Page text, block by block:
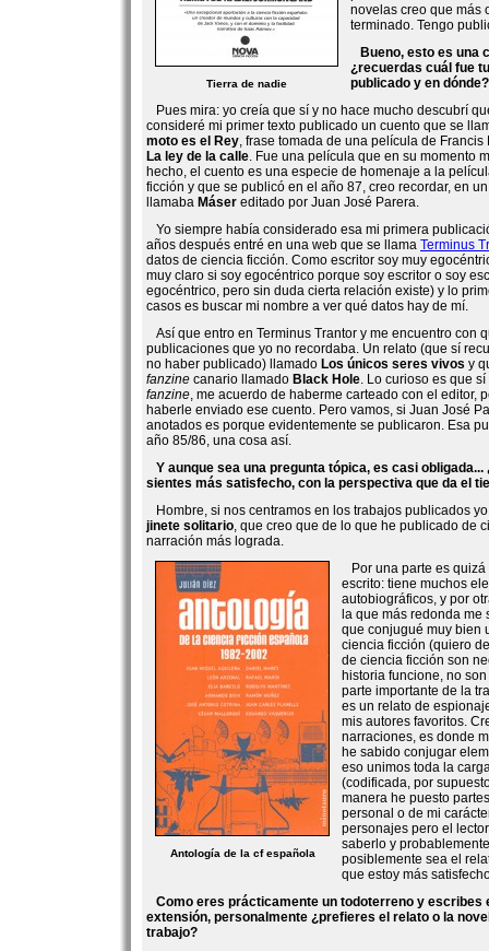
Tierra de nadie
novelas creo que más
terminado. Tengo
Bueno, esto es una
¿recuerdas cuál fue
publicado y en dónde?
Pues mira: yo creía que sí y no hace mucho descubrí
consideré mi primer texto publicado un cuento que se
moto es el Rey, frase tomada de una película de
La ley de la calle. Fue una película que en su momento
hecho, el cuento es una especie de homenaje a la
ficción y que se publicó en el año 87, creo recordar, en
llamaba Máser editado por Juan José Parera.
Yo siempre había considerado esa mi primera
años después entré en una web que se llama Terminus
datos de ciencia ficción. Como escritor soy muy
muy claro si soy egocéntrico porque soy escritor o soy
egocéntrico, pero sin duda cierta relación existe) y lo
casos es buscar mi nombre a ver qué datos hay de mí.
Así que entro en Terminus Trantor y me encuentro con
publicaciones que yo no recordaba. Un relato (que sí
no haber publicado) llamado Los únicos seres vivos y
fanzine canario llamado Black Hole. Lo curioso es que
fanzine, me acuerdo de haberme carteado con el editor,
haberle enviado ese cuento. Pero vamos, si Juan José
anotados es porque evidentemente se publicaron. Esa
año 85/86, una cosa así.
Y aunque sea una pregunta tópica, es casi
sientes más satisfecho, con la perspectiva que da el
Hombre, si nos centramos en los trabajos publicados
jinete solitario, que creo que de lo que he publicado de
narración más lograda.
Antología de la cf española
Por una parte es
escrito: tiene muchos
autobiográficos, y por
la que más redonda
que conjugué muy bien
ciencia ficción (quiero
de ciencia ficción son
historia funcione, no
parte importante de la
es un relato de
mis autores favoritos.
narraciones, es donde
he sabido conjugar
eso unimos toda la
(codificada, por
manera he puesto
personal o de mi
personajes pero el
saberlo y
posiblemente sea el
que estoy más
Como eres prácticamente un todoterreno y escribes
extensión, personalmente ¿prefieres el relato o la
trabajo?